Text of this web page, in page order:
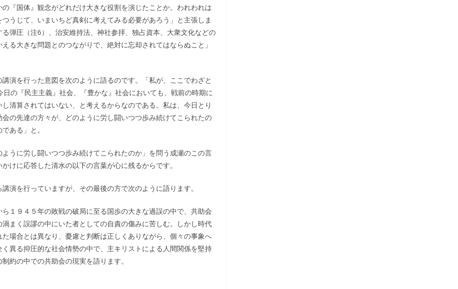
『国体』観念がどれだけ大きな役割を演じたことか。われわれは
うじて、いまいちど真剣に考えてみる必要があろう」と主張しま
弾圧（注6）、治安維持法、神社参拝、独占資本、大衆文化などの
る大きな問題とのつながりで、絶対に忘却されてはならぬこと」
演を行った意図を次のように語るのです。「私が、ここでわざと
の『民主主義』社会、『豊かな』社会においても、戦前の時期に
清算されてはいない、と考えるからなのである。私は、今日とり
の先達の方々が、どのように労し闘いつつ歩み続けてこられたの
ある」と。
うに労し闘いつつ歩み続けてこられたのか」を問う成瀬のこの言
けに応答した清水の以下の言葉が心に残るからです。
演を行っていますが、その最後の方で次のように語ります。
１９４５年の敗戦の破局に至る国歩の大きな過誤の中で、共助会
まく誤謬の中にいた者としての自責の傷みに苦しむ。しかし時代
場合とは異なり、憂慮と判断は正しくありながら、個々の事象へ
異る抑圧的な社会情勢の中で、主キリストによる人間関係を堅持
約の中での共助会の現実を語ります。